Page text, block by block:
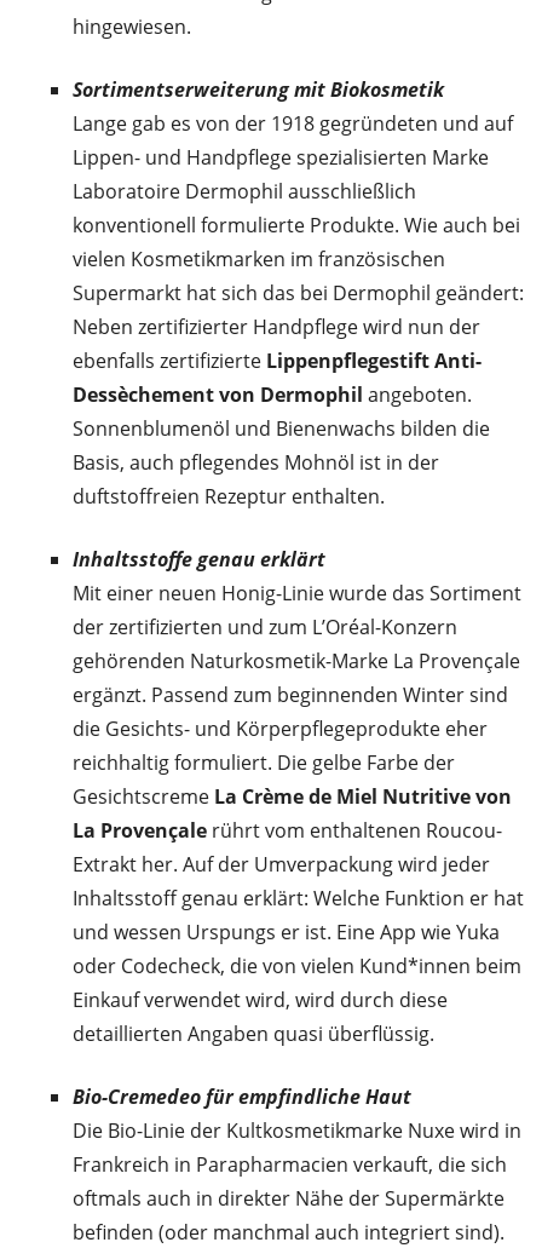
hingewiesen.
Sortimentserweiterung mit Biokosmetik
Lange gab es von der 1918 gegründeten und auf
Lippen- und Handpflege spezialisierten Marke
Laboratoire Dermophil ausschließlich
konventionell formulierte Produkte. Wie auch bei
vielen Kosmetikmarken im französischen
Supermarkt hat sich das bei Dermophil geändert:
Neben zertifizierter Handpflege wird nun der
ebenfalls zertifizierte Lippenpflegestift Anti-
Dessèchement von Dermophil angeboten.
Sonnenblumenöl und Bienenwachs bilden die
Basis, auch pflegendes Mohnöl ist in der
duftstoffreien Rezeptur enthalten.
Inhaltsstoffe genau erklärt
Mit einer neuen Honig-Linie wurde das Sortiment
der zertifizierten und zum L’Oréal-Konzern
gehörenden Naturkosmetik-Marke La Provençale
ergänzt. Passend zum beginnenden Winter sind
die Gesichts- und Körperpflegeprodukte eher
reichhaltig formuliert. Die gelbe Farbe der
Gesichtscreme La Crème de Miel Nutritive von
La Provençale rührt vom enthaltenen Roucou-
Extrakt her. Auf der Umverpackung wird jeder
Inhaltsstoff genau erklärt: Welche Funktion er hat
und wessen Urspungs er ist. Eine App wie Yuka
oder Codecheck, die von vielen Kund*innen beim
Einkauf verwendet wird, wird durch diese
detaillierten Angaben quasi überflüssig.
Bio-Cremedeo für empfindliche Haut
Die Bio-Linie der Kultkosmetikmarke Nuxe wird in
Frankreich in Parapharmacien verkauft, die sich
oftmals auch in direkter Nähe der Supermärkte
befinden (oder manchmal auch integriert sind).